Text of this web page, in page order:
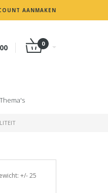
AANMAKEN
0
Thema's
+/- 25